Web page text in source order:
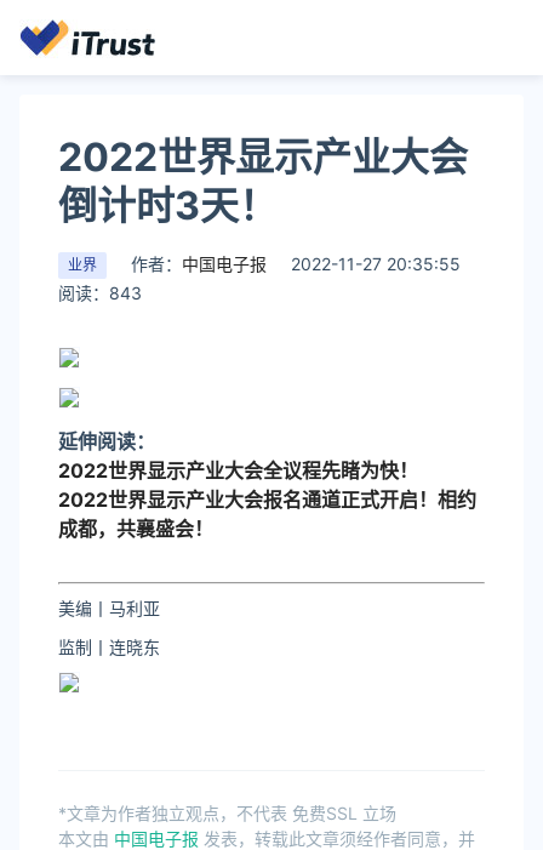
2022世界显示产业大会
倒计时3天！
业界 作者： 中国电子报
2022-11-27 20:35:55
阅读：843
延伸阅读：
2022世界显示产业大会全议程先睹为快！
2022世界显示产业大会报名通道正式开启！相约
成都，共襄盛会！
美编丨马利亚
监制丨连晓东
*文章为作者独立观点，不代表 免费SSL 立场
本文由 中国电子报 发表，转载此文章须经作者同意，并